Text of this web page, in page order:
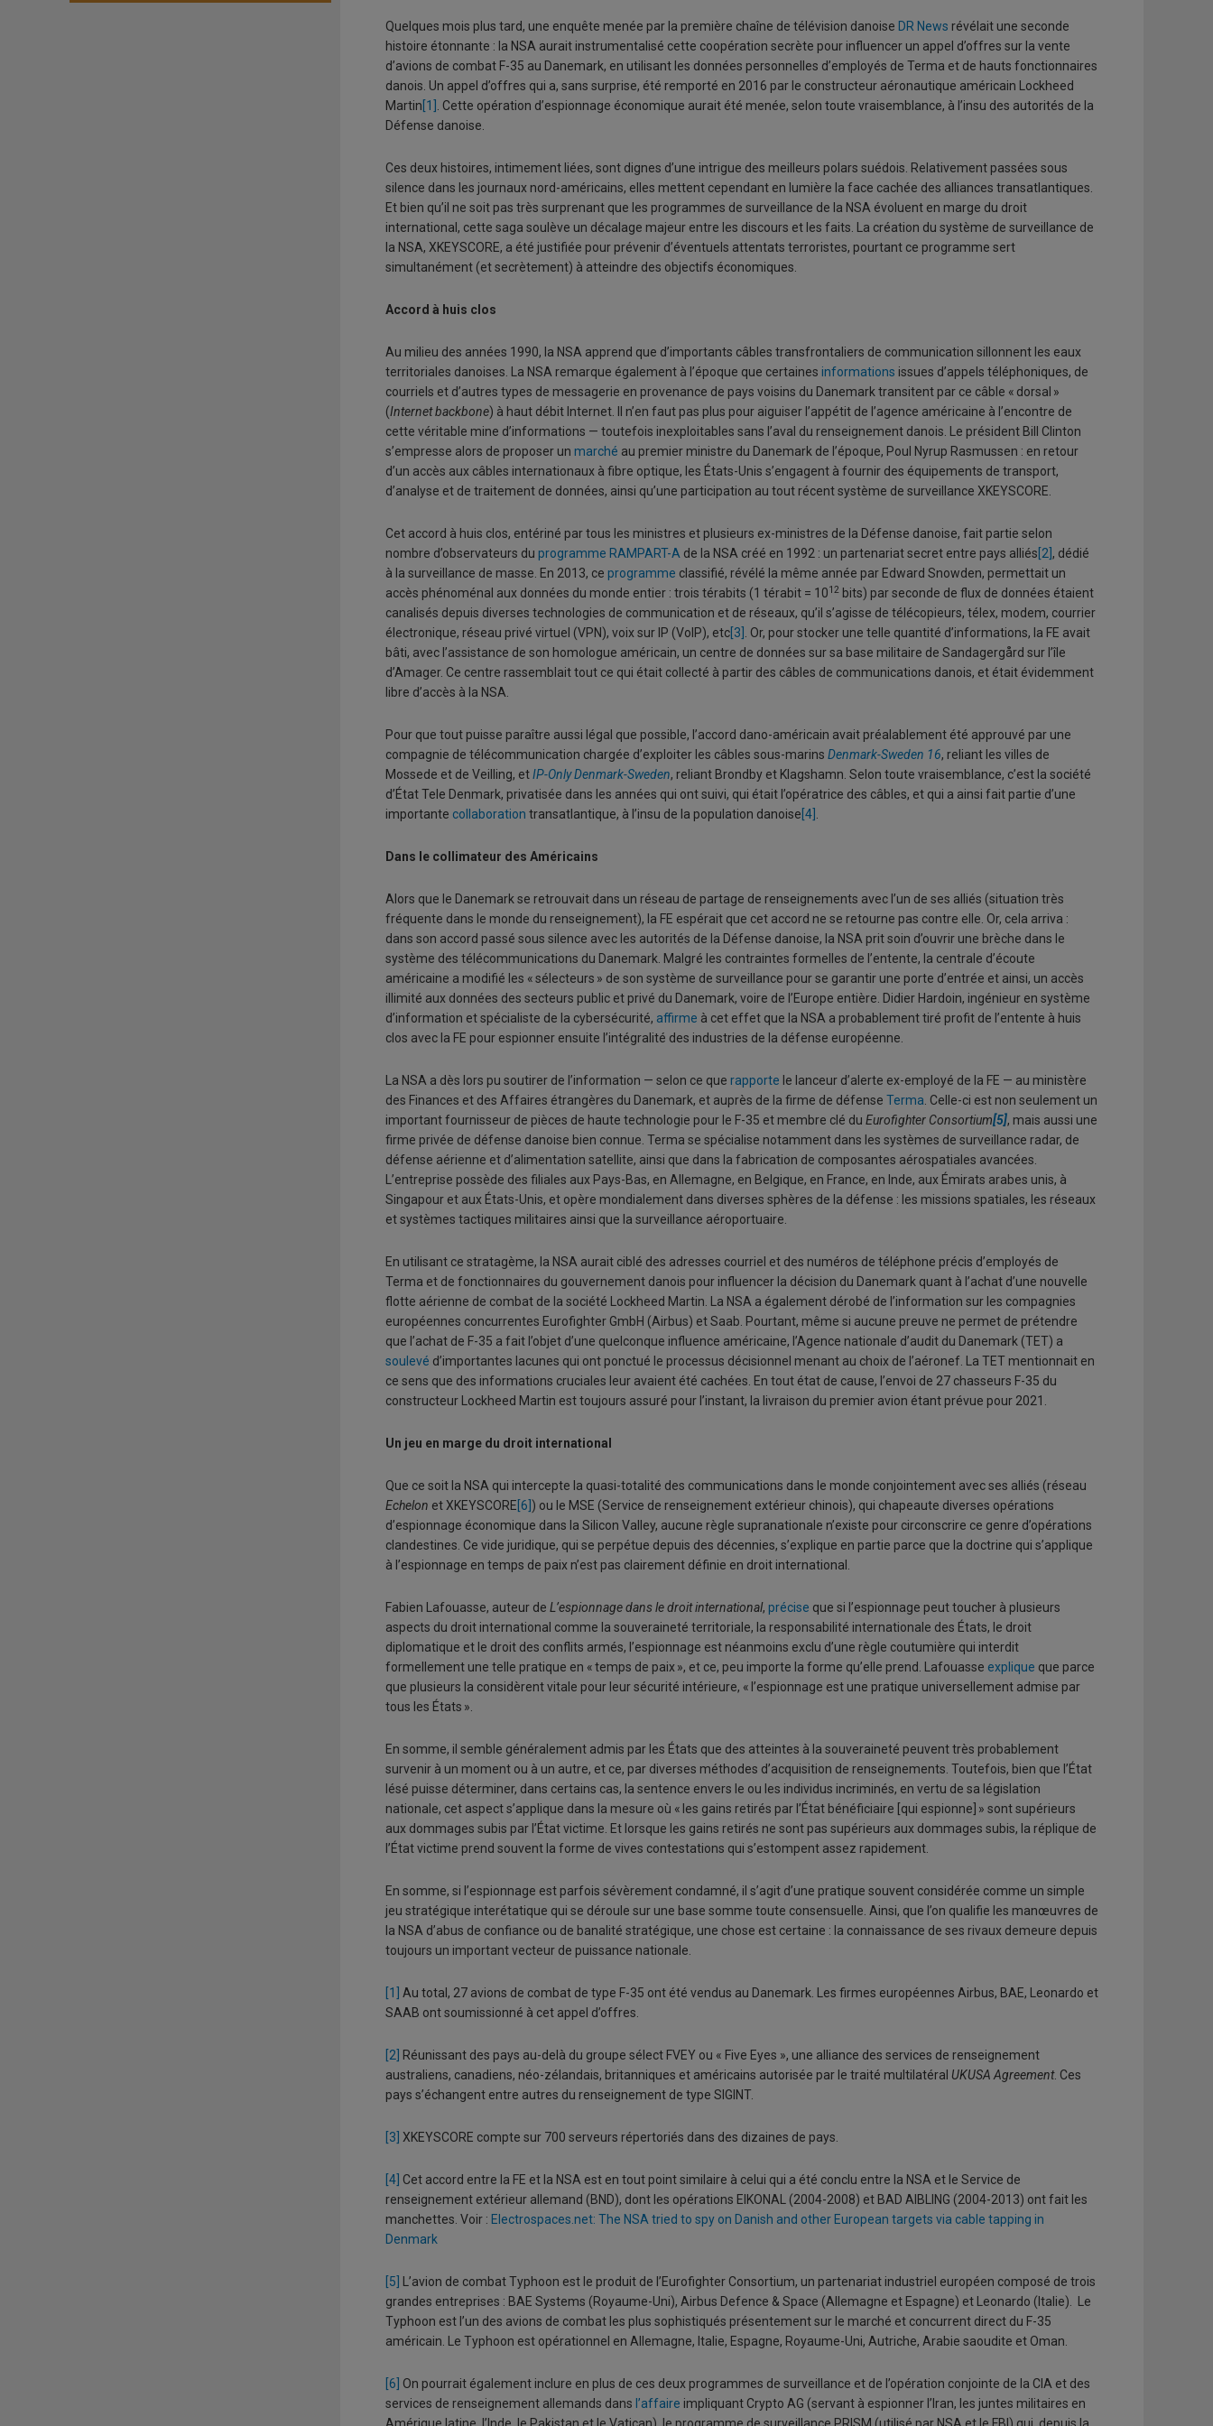
Quelques mois plus tard, une enquête menée par la première chaîne de télévision danoise DR News révélait une seconde
histoire étonnante : la NSA aurait instrumentalisé cette coopération secrète pour influencer un appel d’offres sur la vente
d’avions de combat F-35 au Danemark, en utilisant les données personnelles d’employés de Terma et de hauts fonctionnaires
danois. Un appel d’offres qui a, sans surprise, été remporté en 2016 par le constructeur aéronautique américain Lockheed
Martin [1]
. Cette opération d’espionnage économique aurait été menée, selon toute vraisemblance, à l’insu des autorités de la
Défense danoise.
Ces deux histoires, intimement liées, sont dignes d’une intrigue des meilleurs polars suédois. Relativement passées sous
silence dans les journaux nord-américains, elles mettent cependant en lumière la face cachée des alliances transatlantiques.
Et bien qu’il ne soit pas très surprenant que les programmes de surveillance de la NSA évoluent en marge du droit
international, cette saga soulève un décalage majeur entre les discours et les faits. La création du système de surveillance de
la NSA, XKEYSCORE, a été justifiée pour prévenir d’éventuels attentats terroristes, pourtant ce programme sert
simultanément (et secrètement) à atteindre des objectifs économiques.
Accord à huis clos
Au milieu des années 1990, la NSA apprend que d’importants câbles transfrontaliers de communication sillonnent les eaux
territoriales danoises. La NSA remarque également à l’époque que certaines informations issues d’appels téléphoniques, de
courriels et d’autres types de messagerie en provenance de pays voisins du Danemark transitent par ce câble « dorsal »
(Internet backbone) à haut débit Internet. Il n’en faut pas plus pour aiguiser l’appétit de l’agence américaine à l’encontre de
cette véritable mine d’informations — toutefois inexploitables sans l’aval du renseignement danois. Le président Bill Clinton
s’empresse alors de proposer un marché au premier ministre du Danemark de l’époque, Poul Nyrup Rasmussen : en retour
d’un accès aux câbles internationaux à fibre optique, les États-Unis s’engagent à fournir des équipements de transport,
d’analyse et de traitement de données, ainsi qu’une participation au tout récent système de surveillance XKEYSCORE.
Cet accord à huis clos, entériné par tous les ministres et plusieurs ex-ministres de la Défense danoise, fait partie selon
nombre d’observateurs du programme RAMPART-A de la NSA créé en 1992 : un partenariat secret entre pays alliés [2] , dédié
à la surveillance de masse. En 2013, ce programme classifié, révélé la même année par Edward Snowden, permettait un
accès phénoménal aux données du monde entier : trois térabits (1 térabit = 1012 bits) par seconde de flux de données étaient
canalisés depuis diverses technologies de communication et de réseaux, qu’il s’agisse de télécopieurs, télex, modem, courrier
électronique, réseau privé virtuel (VPN), voix sur IP (VoIP), etc [3]
. Or, pour stocker une telle quantité d’informations, la FE avait
bâti, avec l’assistance de son homologue américain, un centre de données sur sa base militaire de Sandagergård sur l’île
d’Amager. Ce centre rassemblait tout ce qui était collecté à partir des câbles de communications danois, et était évidemment
libre d’accès à la NSA.
Pour que tout puisse paraître aussi légal que possible, l’accord dano-américain avait préalablement été approuvé par une
compagnie de télécommunication chargée d’exploiter les câbles sous-marins Denmark-Sweden 16, reliant les villes de
Mossede et de Veilling, etIP-Only Denmark-Sweden, reliant Brondby et Klagshamn. Selon toute vraisemblance, c’est la société
d’État Tele Denmark, privatisée dans les années qui ont suivi, qui était l’opératrice des câbles, et qui a ainsi fait partie d’une
importante collaboration transatlantique, à l’insu de la population danoise [4]
Dans le collimateur des Américains
Alors que le Danemark se retrouvait dans un réseau de partage de renseignements avec l’un de ses alliés (situation très
fréquente dans le monde du renseignement), la FE espérait que cet accord ne se retourne pas contre elle. Or, cela arriva :
dans son accord passé sous silence avec les autorités de la Défense danoise, la NSA prit soin d’ouvrir une brèche dans le
système des télécommunications du Danemark. Malgré les contraintes formelles de l’entente, la centrale d’écoute
américaine a modifié les « sélecteurs » de son système de surveillance pour se garantir une porte d’entrée et ainsi, un accès
illimité aux données des secteurs public et privé du Danemark, voire de l’Europe entière. Didier Hardoin, ingénieur en système
d’information et spécialiste de la cybersécurité, affirme à cet effet que la NSA a probablement tiré profit de l’entente à huis
clos avec la FE pour espionner ensuite l’intégralité des industries de la défense européenne.
La NSA a dès lors pu soutirer de l’information — selon ce que rapporte le lanceur d’alerte ex-employé de la FE — au ministère
des Finances et des Affaires étrangères du Danemark, et auprès de la firme de défense Terma . Celle-ci est non seulement un
important fournisseur de pièces de haute technologie pour le F-35 et membre clé du Eurofighter Consortium[5], mais aussi une
firme privée de défense danoise bien connue. Terma se spécialise notamment dans les systèmes de surveillance radar, de
défense aérienne et d’alimentation satellite, ainsi que dans la fabrication de composantes aérospatiales avancées.
L’entreprise possède des filiales aux Pays-Bas, en Allemagne, en Belgique, en France, en Inde, aux Émirats arabes unis, à
Singapour et aux États-Unis, et opère mondialement dans diverses sphères de la défense : les missions spatiales, les réseaux
et systèmes tactiques militaires ainsi que la surveillance aéroportuaire.
En utilisant ce stratagème, la NSA aurait ciblé des adresses courriel et des numéros de téléphone précis d’employés de
Terma et de fonctionnaires du gouvernement danois pour influencer la décision du Danemark quant à l’achat d’une nouvelle
flotte aérienne de combat de la société Lockheed Martin. La NSA a également dérobé de l’information sur les compagnies
européennes concurrentes Eurofighter GmbH (Airbus) et Saab. Pourtant, même si aucune preuve ne permet de prétendre
que l’achat de F-35 a fait l’objet d’une quelconque influence américaine, l’Agence nationale d’audit du Danemark (TET) a
soulevé d’importantes lacunes qui ont ponctué le processus décisionnel menant au choix de l’aéronef. La TET mentionnait en
ce sens que des informations cruciales leur avaient été cachées. En tout état de cause, l’envoi de 27 chasseurs F-35 du
constructeur Lockheed Martin est toujours assuré pour l’instant, la livraison du premier avion étant prévue pour 2021.
Un jeu en marge du droit international
Que ce soit la NSA qui intercepte la quasi-totalité des communications dans le monde conjointement avec ses alliés (réseau
Echelon et XKEYSCORE [6] ) ou le MSE (Service de renseignement extérieur chinois), qui chapeaute diverses opérations
d’espionnage économique dans la Silicon Valley, aucune règle supranationale n’existe pour circonscrire ce genre d’opérations
clandestines. Ce vide juridique, qui se perpétue depuis des décennies, s’explique en partie parce que la doctrine qui s’applique
à l’espionnage en temps de paix n’est pas clairement définie en droit international.
Fabien Lafouasse, auteur de L’espionnage dans le droit international, précise que si l’espionnage peut toucher à plusieurs
aspects du droit international comme la souveraineté territoriale, la responsabilité internationale des États, le droit
diplomatique et le droit des conflits armés, l’espionnage est néanmoins exclu d’une règle coutumière qui interdit
formellement une telle pratique en « temps de paix », et ce, peu importe la forme qu’elle prend. Lafouasse explique que parce
que plusieurs la considèrent vitale pour leur sécurité intérieure, « l’espionnage est une pratique universellement admise par
tous les États ».
En somme, il semble généralement admis par les États que des atteintes à la souveraineté peuvent très probablement
survenir à un moment ou à un autre, et ce, par diverses méthodes d’acquisition de renseignements. Toutefois, bien que l’État
lésé puisse déterminer, dans certains cas, la sentence envers le ou les individus incriminés, en vertu de sa législation
nationale, cet aspect s’applique dans la mesure où « les gains retirés par l’État bénéficiaire [qui espionne] » sont supérieurs
aux dommages subis par l’État victime. Et lorsque les gains retirés ne sont pas supérieurs aux dommages subis, la réplique de
l’État victime prend souvent la forme de vives contestations qui s’estompent assez rapidement.
En somme, si l’espionnage est parfois sévèrement condamné, il s’agit d’une pratique souvent considérée comme un simple
jeu stratégique interétatique qui se déroule sur une base somme toute consensuelle. Ainsi, que l’on qualifie les manœuvres de
la NSA d’abus de confiance ou de banalité stratégique, une chose est certaine : la connaissance de ses rivaux demeure depuis
toujours un important vecteur de puissance nationale.
[1]
Au total, 27 avions de combat de type F-35 ont été vendus au Danemark. Les firmes européennes Airbus, BAE, Leonardo et
SAAB ont soumissionné à cet appel d’offres.
[2]
Réunissant des pays au-delà du groupe sélect FVEY ou « Five Eyes », une alliance des services de renseignement
australiens, canadiens, néo-zélandais, britanniques et américains autorisée par le traité multilatéral UKUSA Agreement. Ces
pays s’échangent entre autres du renseignement de type SIGINT.
[3] XKEYSCORE compte sur 700 serveurs répertoriés dans des dizaines de pays.
[4] Cet accord entre la FE et la NSA est en tout point similaire à celui qui a été conclu entre la NSA et le Service de
renseignement extérieur allemand (BND), dont les opérations EIKONAL (2004-2008) et BAD AIBLING (2004-2013) ont fait les
manchettes. Voir : Electrospaces.net: The NSA tried to spy on Danish and other European targets via cable tapping in
Denmark
[5]
L’avion de combat Typhoon est le produit de l’Eurofighter Consortium, un partenariat industriel européen composé de trois
grandes entreprises : BAE Systems (Royaume-Uni), Airbus Defence & Space (Allemagne et Espagne) et Leonardo (Italie). Le
Typhoon est l’un des avions de combat les plus sophistiqués présentement sur le marché et concurrent direct du F-35
américain. Le Typhoon est opérationnel en Allemagne, Italie, Espagne, Royaume-Uni, Autriche, Arabie saoudite et Oman.
[6] On pourrait également inclure en plus de ces deux programmes de surveillance et de l’opération conjointe de la CIA et des
services de renseignement allemands dans l’affaire impliquant Crypto AG (servant à espionner l’Iran, les juntes militaires en